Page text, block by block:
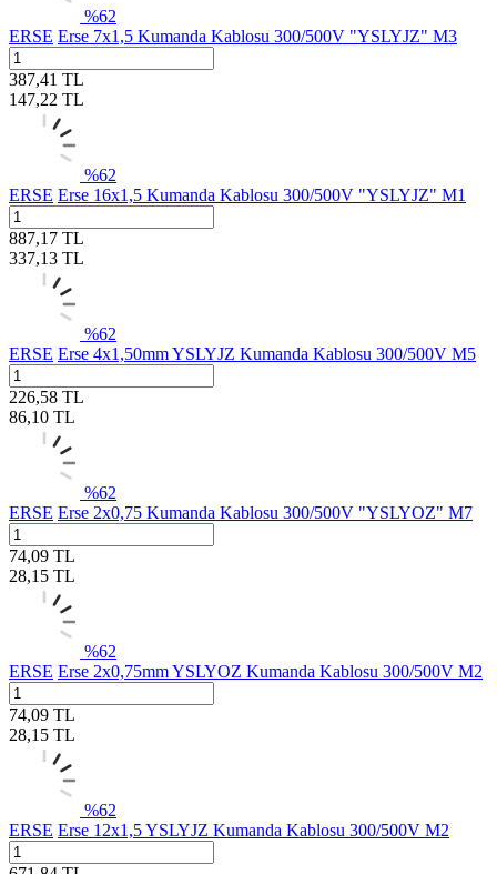
%62
ERSE Erse 7x1,5 Kumanda Kablosu 300/500V "YSLYJZ" M3
387,41 TL
147,22 TL
%62
ERSE Erse 16x1,5 Kumanda Kablosu 300/500V "YSLYJZ" M1
887,17 TL
337,13 TL
%62
ERSE Erse 4x1,50mm YSLYJZ Kumanda Kablosu 300/500V M5
226,58 TL
86,10 TL
%62
ERSE Erse 2x0,75 Kumanda Kablosu 300/500V "YSLYOZ" M7
74,09 TL
28,15 TL
%62
ERSE Erse 2x0,75mm YSLYOZ Kumanda Kablosu 300/500V M2
74,09 TL
28,15 TL
%62
ERSE Erse 12x1,5 YSLYJZ Kumanda Kablosu 300/500V M2